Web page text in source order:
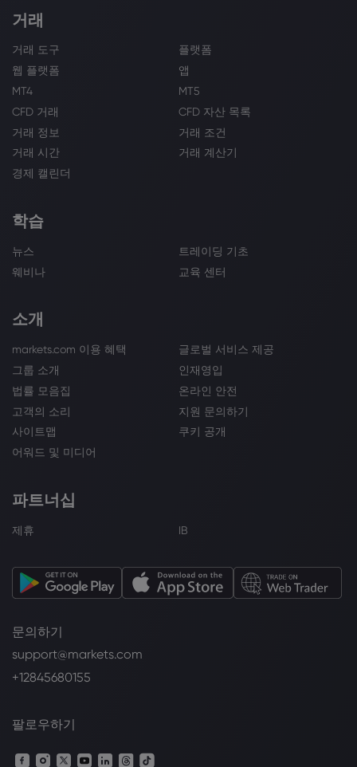
거래
거래 도구
플랫폼
웹 플랫폼
앱
MT4
MT5
CFD 거래
CFD 자산 목록
거래 정보
거래 조건
거래 시간
거래 계산기
경제 캘린더
학습
뉴스
트레이딩 기초
웨비나
교육 센터
소개
markets.com 이용 혜택
글로벌 서비스 제공
그룹 소개
인재영입
법률 모음집
온라인 안전
고객의 소리
지원 문의하기
사이트맵
쿠키 공개
어워드 및 미디어
파트너십
제휴 IB
문의하기
support@markets.com
+12845680155
팔로우하기